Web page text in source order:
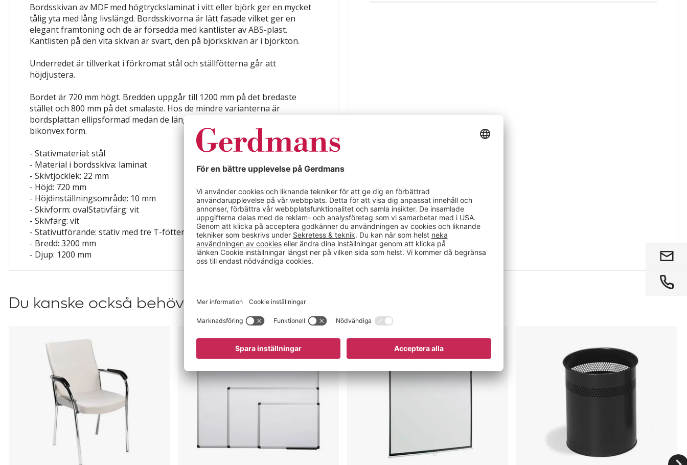
Bordsskivan av MDF med högtryckslaminat i vitt eller björk ger en mycket
tålig yta med lång livslängd. Bordsskivorna är lätt fasade vilket ger en
elegant framtoning och de är försedda med kantlister av ABS-plast.
Kantlisten på den vita skivan är svart, den på björkskivan är i björkton.
Underredet är tillverkat i förkromat stål och ställfötterna går att
höjdjustera.
Bordet är 720 mm högt. Bredden uppgår till 1200 mm på det bredaste
stället och 800 mm på det smalaste. Hos de mindre varianterna är
bordsplattan ellipsformad medan de längre varianterna har en lätt
bikonvex form.
- Stativmaterial: stål
- Material i bordsskiva: laminat
- Skivtjocklek: 22 mm
- Höjd: 720 mm
- Höjdinställningsområde: 10 mm
- Skivform: ovalStativfärg: vit
- Skivfärg: vit
- Stativutförande: stativ med tre T-fötter
- Bredd: 3200 mm
- Djup: 1200 mm
Du kanske också behöver?